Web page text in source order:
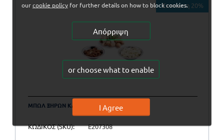
Έκπτωση 20%
ΜΠΩΛ ΞΗΡΩΝ ΚΑΡΠΩΝ INOX 05-100.
ΚΩΔΙΚΟΣ (SKU): E207308
ourcookie policyfor further details on how to block cookies.
Απόρριψη
or choose what to enable
I Agree